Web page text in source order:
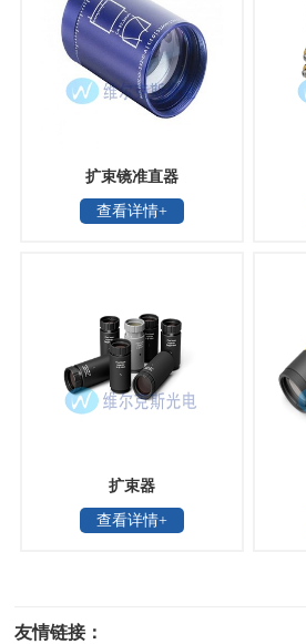
扩束镜准直器
查看详情+
扩束器
查看详情+
友情链接：